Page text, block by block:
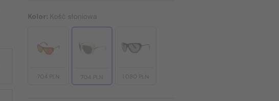
Kolor: Kość słoniowa
704 PLN 704 PLN 1 080 PLN